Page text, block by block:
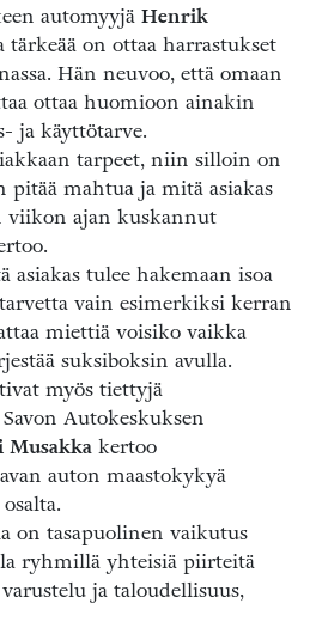
automyyjä Henrik
on ottaa harrastukset
Hän neuvoo, että omaan
ottaa huomioon ainakin
ja käyttötarve.
tarpeet, niin silloin on
pitää mahtua ja mitä asiakas
viikon ajan kuskannut
asiakas tulee hakemaan isoa
vain esimerkiksi kerran
miettiä voisiko vaikka
suksiboksin avulla.
myös tiettyjä
Autokeskuksen
Musakka kertoo
auton maastokykyä
on tasapuolinen vaikutus
ryhmillä yhteisiä piirteitä
ja taloudellisuus,